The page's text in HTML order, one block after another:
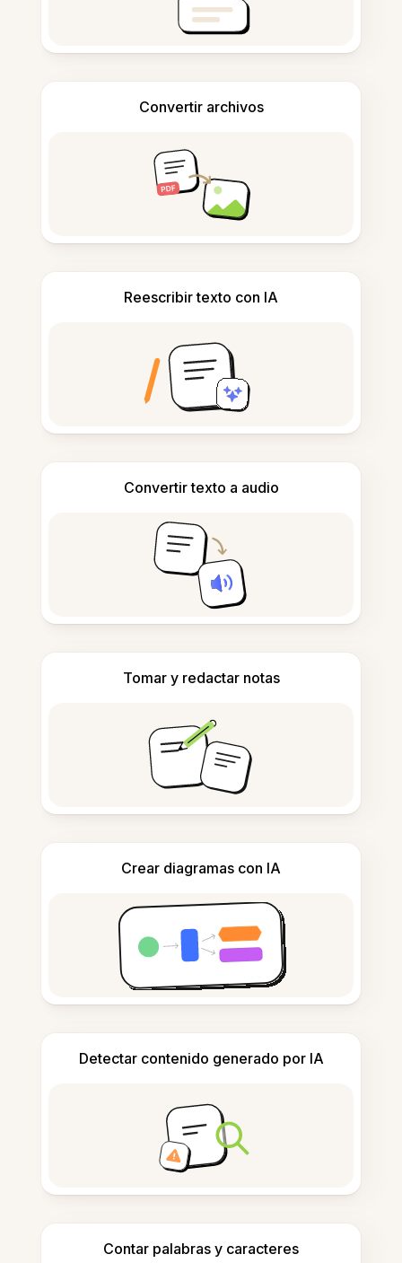
Convertir archivos
Reescribir texto con IA
Convertir texto a audio
Tomar y redactar notas
Crear diagramas con IA
Detectar contenido generado por IA
Contar palabras y caracteres